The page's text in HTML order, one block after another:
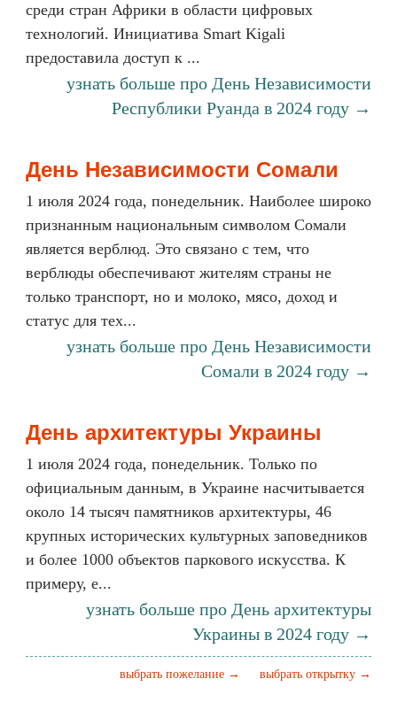
среди стран Африки в области цифровых
технологий. Инициатива Smart Kigali
предоставила доступ к ...
узнать больше про День Независимости
Республики Руанда в 2024 году →
День Независимости Сомали
1 июля 2024 года, понедельник. Наиболее широко
признанным национальным символом Сомали
является верблюд. Это связано с тем, что
верблюды обеспечивают жителям страны не
только транспорт, но и молоко, мясо, доход и
статус для тех...
узнать больше про День Независимости
Сомали в 2024 году →
День архитектуры Украины
1 июля 2024 года, понедельник. Только по
официальным данным, в Украине насчитывается
около 14 тысяч памятников архитектуры, 46
крупных исторических культурных заповедников
и более 1000 объектов паркового искусства. К
примеру, е...
узнать больше про День архитектуры
Украины в 2024 году →
выбрать открытку →
выбрать пожелание →